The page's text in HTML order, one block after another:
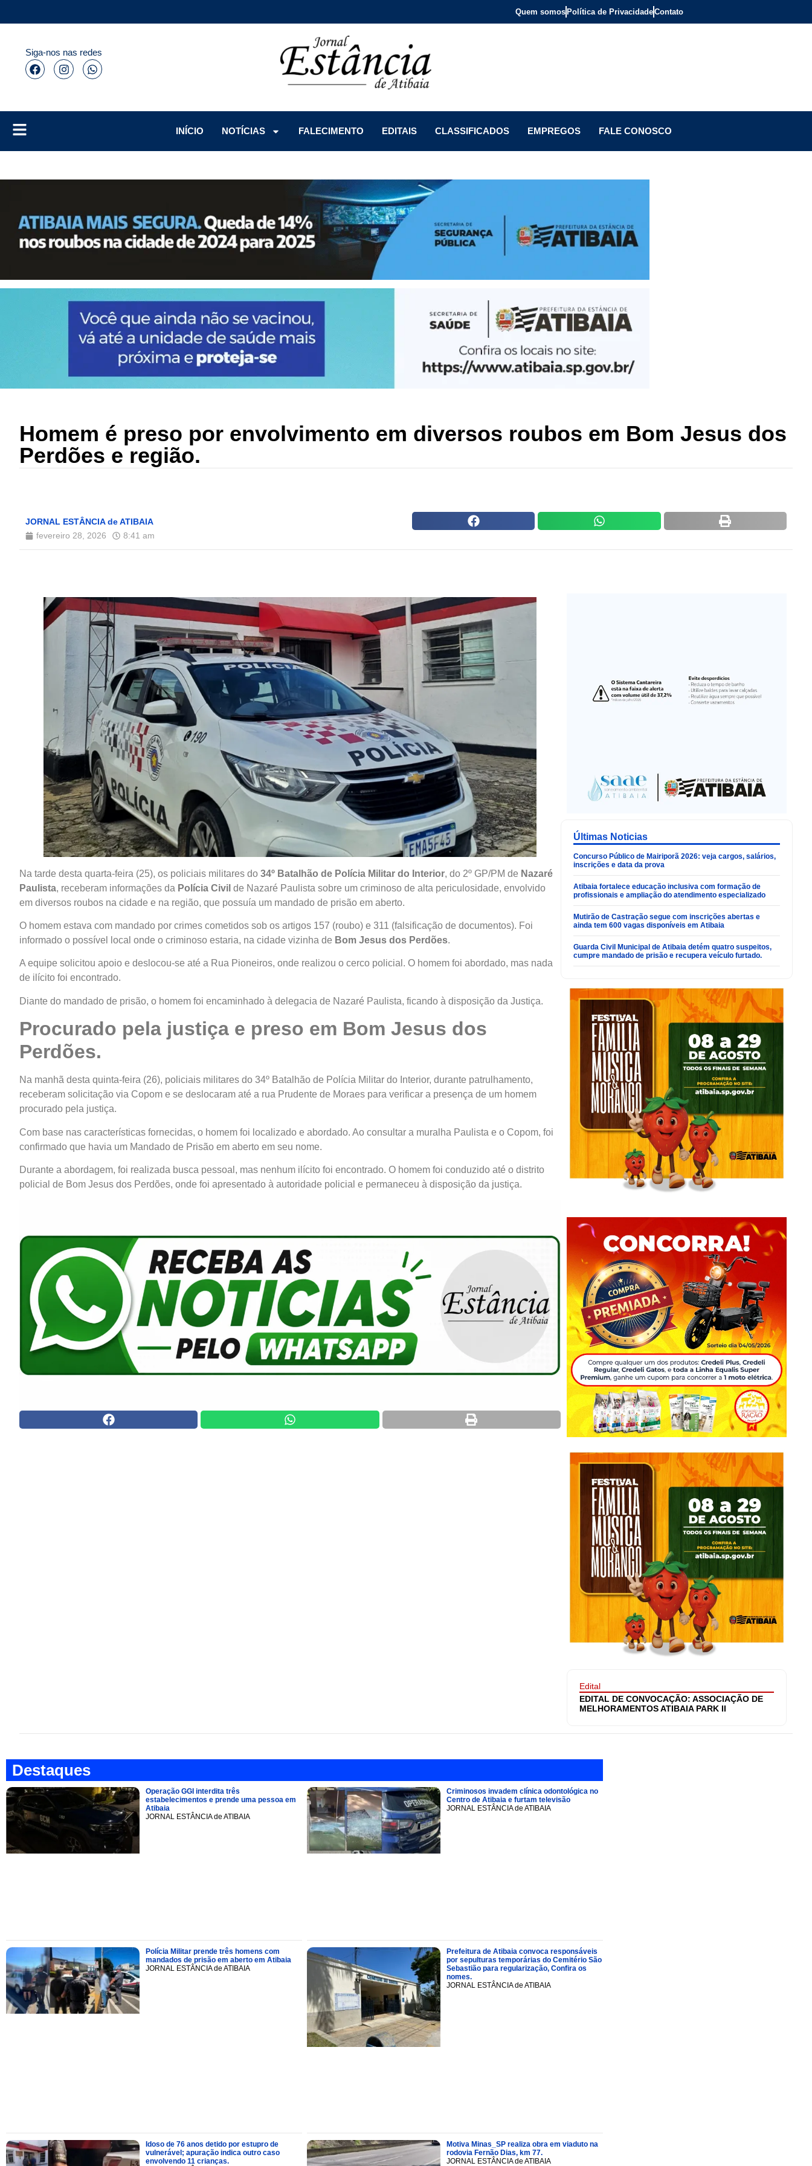
Quem somos Política de PrivacidadeContato
Siga-nos nas redes
INÍCIO
NOTÍCIAS FALECIMENTO EDITAIS CLASSIFICADOS EMPREGOS FALE CONOSCO
Homem é preso por envolvimento em diversos roubos em Bom Jesus dos
Perdões e região.
JORNAL ESTÂNCIA de ATIBAIA
fevereiro 28, 2026
8:41 am
Na tarde desta quarta-feira (25), os policiais militares do 34º Batalhão de Polícia Militar do Interior, do 2º GP/PM de Nazaré
Paulista, receberam informações da Polícia Civil de Nazaré Paulista sobre um criminoso de alta periculosidade, envolvido
em diversos roubos na cidade e na região, que possuía um mandado de prisão em aberto.
O homem estava com mandado por crimes cometidos sob os artigos 157 (roubo) e 311 (falsificação de documentos). Foi
informado o possível local onde o criminoso estaria, na cidade vizinha de Bom Jesus dos Perdões.
A equipe solicitou apoio e deslocou-se até a Rua Pioneiros, onde realizou o cerco policial. O homem foi abordado, mas nada
de ilícito foi encontrado.
Diante do mandado de prisão, o homem foi encaminhado à delegacia de Nazaré Paulista, ficando à disposição da Justiça.
Procurado pela justiça e preso em Bom Jesus dos
Perdões.
Na manhã desta quinta-feira (26), policiais militares do 34º Batalhão de Polícia Militar do Interior, durante patrulhamento,
receberam solicitação via Copom e se deslocaram até a rua Prudente de Moraes para verificar a presença de um homem
procurado pela justiça.
Com base nas características fornecidas, o homem foi localizado e abordado. Ao consultar a muralha Paulista e o Copom, foi
confirmado que havia um Mandado de Prisão em aberto em seu nome.
Durante a abordagem, foi realizada busca pessoal, mas nenhum ilícito foi encontrado. O homem foi conduzido até o distrito
policial de Bom Jesus dos Perdões, onde foi apresentado à autoridade policial e permaneceu à disposição da justiça.
Últimas Noticias
Concurso Público de Mairiporã 2026: veja cargos, salários,
inscrições e data da prova
Atibaia fortalece educação inclusiva com formação de
profissionais e ampliação do atendimento especializado
Mutirão de Castração segue com inscrições abertas e
ainda tem 600 vagas disponíveis em Atibaia
Guarda Civil Municipal de Atibaia detém quatro suspeitos,
cumpre mandado de prisão e recupera veículo furtado.
Edital
EDITAL DE CONVOCAÇÃO: ASSOCIAÇÃO DE
MELHORAMENTOS ATIBAIA PARK II
Destaques
Operação GGI interdita três
estabelecimentos e prende uma pessoa em
Atibaia
JORNAL ESTÂNCIA de ATIBAIA
Criminosos invadem clínica odontológica no
Centro de Atibaia e furtam televisão
JORNAL ESTÂNCIA de ATIBAIA
Polícia Militar prende três homens com
mandados de prisão em aberto em Atibaia
JORNAL ESTÂNCIA de ATIBAIA
Prefeitura de Atibaia convoca responsáveis
por sepulturas temporárias do Cemitério São
Sebastião para regularização, Confira os
nomes.
JORNAL ESTÂNCIA de ATIBAIA
Idoso de 76 anos detido por estupro de
vulnerável; apuração indica outro caso
envolvendo 11 crianças.
Motiva Minas_SP realiza obra em viaduto na
rodovia Fernão Dias, km 77.
JORNAL ESTÂNCIA de ATIBAIA